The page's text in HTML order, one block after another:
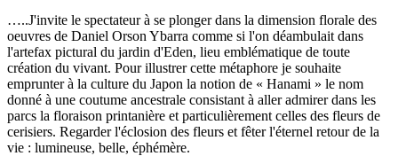
…..J'invite le spectateur à se plonger dans la dimension florale des
oeuvres de Daniel Orson Ybarra comme si l'on déambulait dans
l'artefax pictural du jardin d'Eden, lieu emblématique de toute
création du vivant. Pour illustrer cette métaphore je souhaite
emprunter à la culture du Japon la notion de « Hanami » le nom
donné à une coutume ancestrale consistant à aller admirer dans les
parcs la floraison printanière et particulièrement celles des fleurs de
cerisiers. Regarder l'éclosion des fleurs et fêter l'éternel retour de la
vie : lumineuse, belle, éphémère.